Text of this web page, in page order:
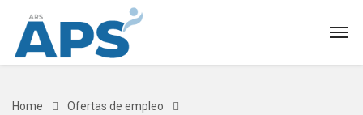
Home
Ofertas de empleo